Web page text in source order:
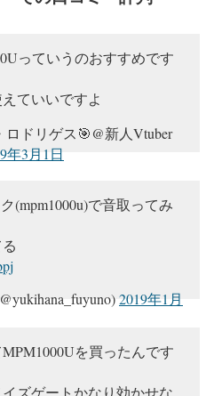
っていうのおすすめです
ていいですよ
ドリゲス🎯@新人Vtuber
年3月1日
(mpm1000u)で音取ってみ
2019年1月
を買ったんです